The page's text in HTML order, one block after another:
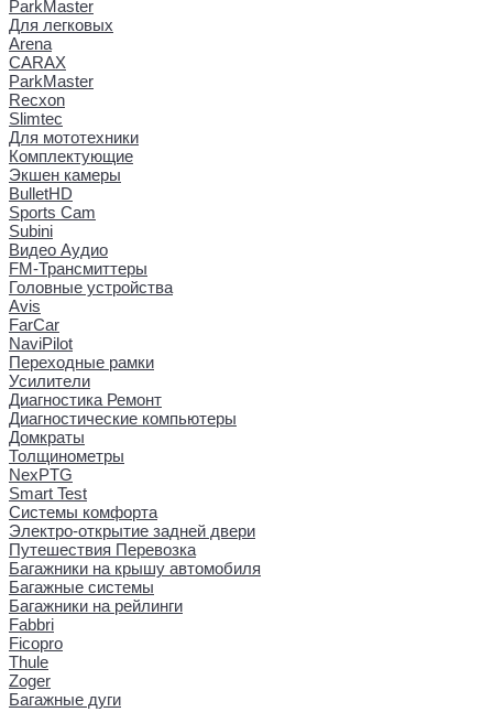
ParkMaster
Для легковых
Arena
CARAX
ParkMaster
Recxon
Slimtec
Для мототехники
Комплектующие
Экшен камеры
BulletHD
Sports Cam
Subini
Видео Аудио
FM-Трансмиттеры
Головные устройства
Avis
FarCar
NaviPilot
Переходные рамки
Усилители
Диагностика Ремонт
Диагностические компьютеры
Домкраты
Толщинометры
NexPTG
Smart Test
Системы комфорта
Электро-открытие задней двери
Путешествия Перевозка
Багажники на крышу автомобиля
Багажные системы
Багажники на рейлинги
Fabbri
Ficopro
Thule
Zoger
Багажные дуги